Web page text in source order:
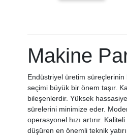
Makine
Endüstriyel üretim süreçlerinin
seçimi büyük bir önem taşır.
bileşenlerdir. Yüksek
sürelerini minimize eder.
operasyonel hızı artırır.
düşüren en önemli teknik